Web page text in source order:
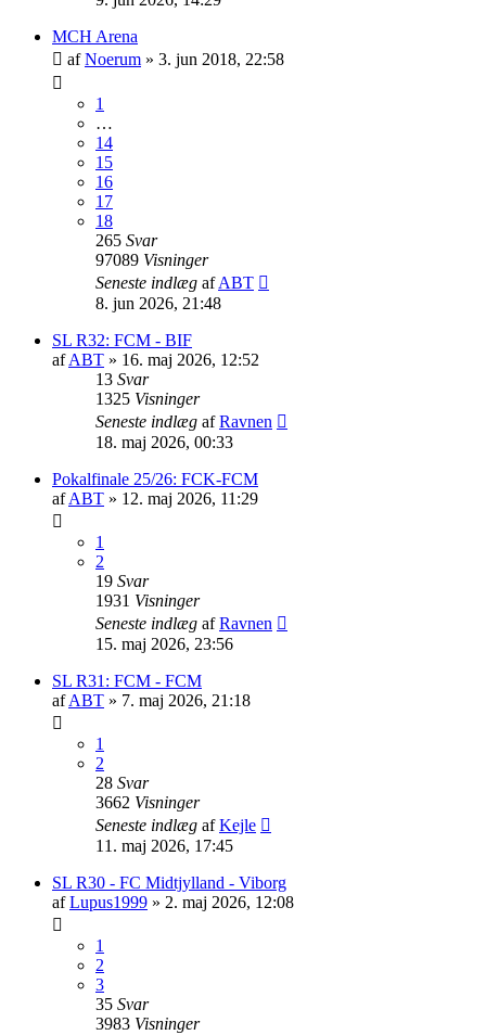
MCH Arena
afNoerum » 3. jun 2018, 22:58
1
…
14
15
16
17
18
265 Svar
97089 Visninger
Seneste indlæg afABT
8. jun 2026, 21:48
SL R32: FCM - BIF
afABT » 16. maj 2026, 12:52
13 Svar
1325 Visninger
Seneste indlæg afRavnen
18. maj 2026, 00:33
Pokalfinale 25/26: FCK-FCM
afABT » 12. maj 2026, 11:29
1
2
19 Svar
1931 Visninger
Seneste indlæg afRavnen
15. maj 2026, 23:56
SL R31: FCM - FCM
afABT » 7. maj 2026, 21:18
1
2
28 Svar
3662 Visninger
Seneste indlæg afKejle
11. maj 2026, 17:45
SL R30 - FC Midtjylland - Viborg
afLupus1999 » 2. maj 2026, 12:08
1
2
3
35 Svar
3983 Visninger